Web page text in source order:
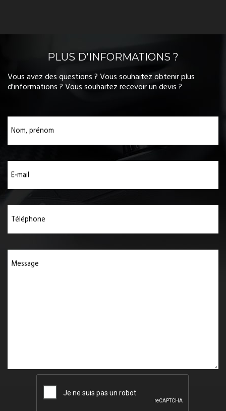
PLUS D'INFORMATIONS ?
Vous avez des questions ? Vous souhaitez obtenir plus
d'informations ? Vous souhaitez recevoir un devis ?
Nom, prénom
E-mail
Téléphone
Message